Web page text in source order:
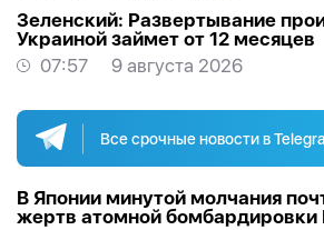
Зеленский: Развертывание
Украиной займет от 12 месяцев
07:57
9 августа 2026
Все срочные новости в
В Японии минутой молчания
жертв атомной бомбардировки